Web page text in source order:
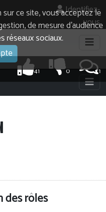
ce site, vous acceptez le
de mesure d’audience
réseaux sociaux.
Identifiez-
vous
1
0
41
des rôles